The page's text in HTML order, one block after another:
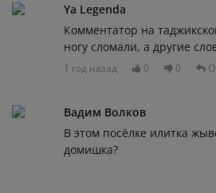
Ya Legenda
Комментатор на
ногу сломали, а другие
1 год назад 0 0
Вадим Волков
В этом посёлке илитка
домишка?